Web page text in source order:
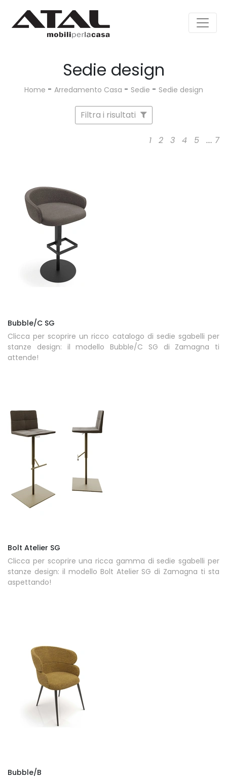
Sedie design
Home - Arredamento Casa - Sedie - Sedie design
Filtra i risultati
1 2 3 4 5 .... 7
Bubble/C SG
Clicca per scoprire un ricco catalogo di sedie sgabelli per
stanze design: il modello Bubble/C SG di Zamagna ti
attende!
Bolt Atelier SG
Clicca per scoprire una ricca gamma di sedie sgabelli per
stanze design: il modello Bolt Atelier SG di Zamagna ti sta
aspettando!
Bubble/B